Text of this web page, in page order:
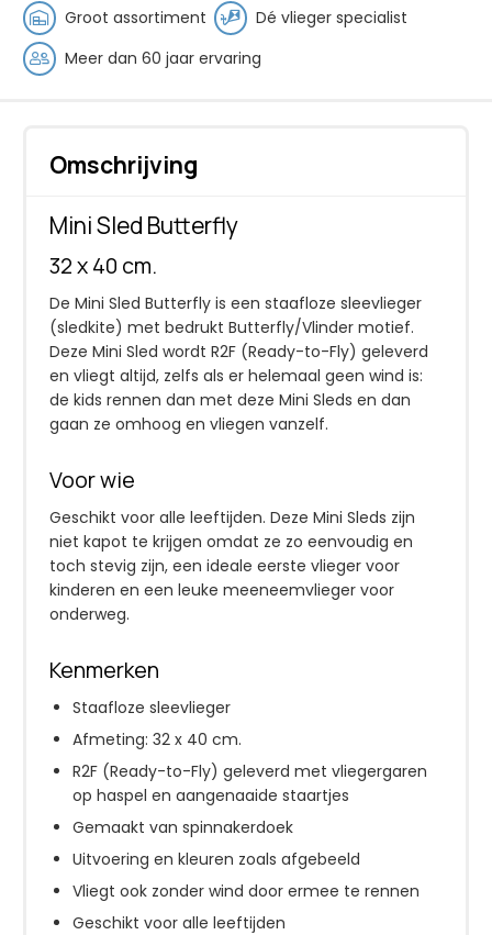
Groot assortiment
Dé vlieger specialist
Meer dan 60 jaar ervaring
Omschrijving
Mini Sled Butterfly
32 x 40 cm.
De Mini Sled Butterfly is een staafloze sleevlieger
(sledkite) met bedrukt Butterfly/Vlinder motief.
Deze Mini Sled wordt R2F (Ready-to-Fly) geleverd
en vliegt altijd, zelfs als er helemaal geen wind is:
de kids rennen dan met deze Mini Sleds en dan
gaan ze omhoog en vliegen vanzelf.
Voor wie
Geschikt voor alle leeftijden. Deze Mini Sleds zijn
niet kapot te krijgen omdat ze zo eenvoudig en
toch stevig zijn, een ideale eerste vlieger voor
kinderen en een leuke meeneemvlieger voor
onderweg.
Kenmerken
Staafloze sleevlieger
Afmeting: 32 x 40 cm.
R2F (Ready-to-Fly) geleverd met vliegergaren
op haspel en aangenaaide staartjes
Gemaakt van spinnakerdoek
Uitvoering en kleuren zoals afgebeeld
Vliegt ook zonder wind door ermee te rennen
Geschikt voor alle leeftijden